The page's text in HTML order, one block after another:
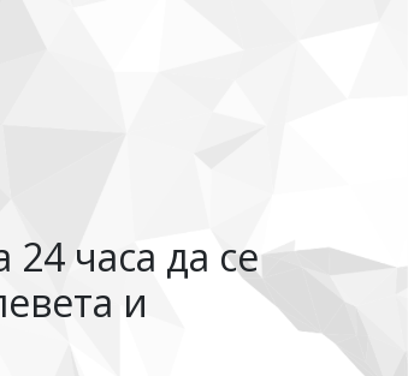
часа да се
и